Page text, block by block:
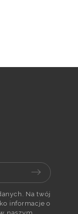
Na twój
informacje o